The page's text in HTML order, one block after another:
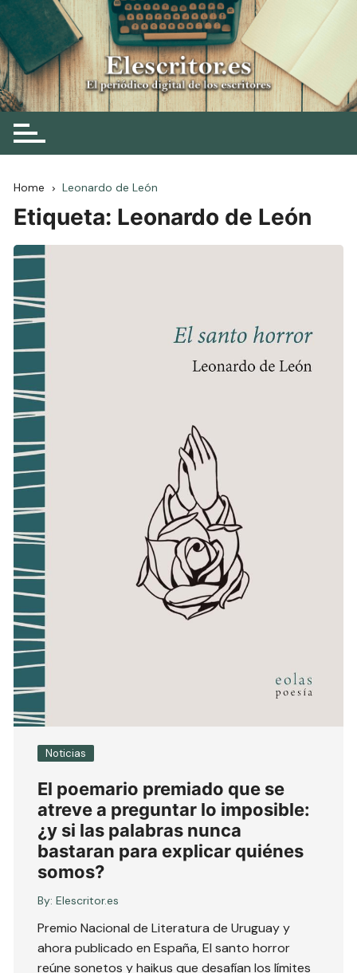
Skip
to
content
Elescritor.es
El periódico digital de los escritores
Home Leonardo de León
Etiqueta: Leonardo de León
Noticias
El poemario premiado que se
atreve a preguntar lo imposible:
¿y si las palabras nunca
bastaran para explicar quiénes
somos?
By: Elescritor.es
Premio Nacional de Literatura de Uruguay y
ahora publicado en España, El santo horror
reúne sonetos y haikus que desafían los límites